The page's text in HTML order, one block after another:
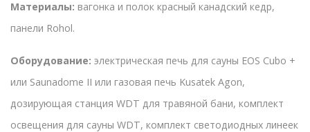
Материалы: вагонка и полок красный канадский кедр,
панели Rohol.
Оборудование: электрическая печь для сауны EOS Cubo +
или Saunadome II или газовая печь Kusatek Agon,
дозирующая станция WDT для травяной бани, комплект
освещения для сауны WDT, комплект светодиодных линеек